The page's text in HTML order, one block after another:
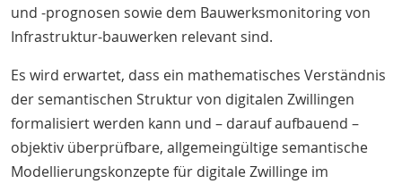
und -prognosen sowie dem Bauwerksmonitoring von
Infrastruktur-bauwerken relevant sind.
Es wird erwartet, dass ein mathematisches Verständnis
der semantischen Struktur von digitalen Zwillingen
formalisiert werden kann und – darauf aufbauend –
objektiv überprüfbare, allgemeingültige semantische
Modellierungskonzepte für digitale Zwillinge im